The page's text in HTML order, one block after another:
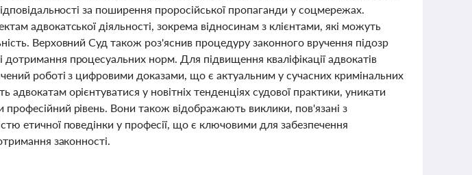
за поширення проросійської пропаганди у соцмережах.
адвокатської діяльності, зокрема відносинам з клієнтами, які можуть
Верховний Суд також роз'яснив процедуру законного вручення підозр
процесуальних норм. Для підвищення кваліфікації адвокатів
роботі з цифровими доказами, що є актуальним у сучасних кримінальних
орієнтуватися у новітніх тенденціях судової практики, уникати
рівень. Вони також відображають виклики, пов'язані з
етичної поведінки у професії, що є ключовими для забезпечення
законності.